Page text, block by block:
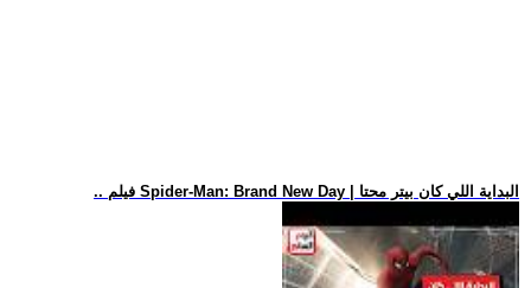
.. فيلم Spider-Man: Brand New Day | البداية اللي كان بيتر محتا